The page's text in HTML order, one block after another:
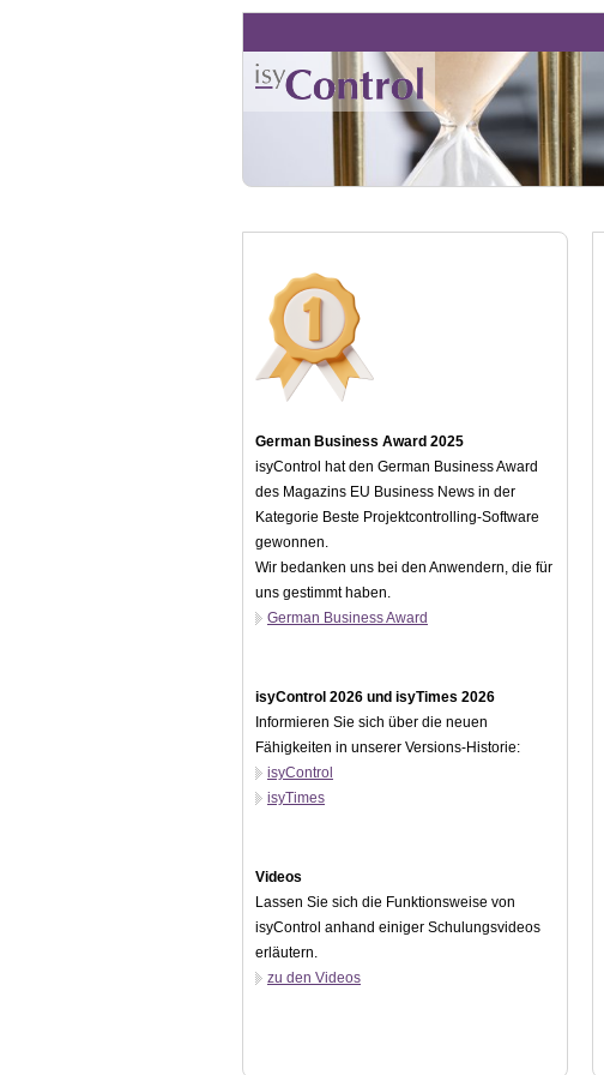
German Business Award 2025
isyControl hat den German Business Award
des Magazins EU Business News in der
Kategorie Beste Projektcontrolling-Software
gewonnen.
Wir bedanken uns bei den Anwendern, die für
uns gestimmt haben.
German Business Award
isyControl 2026 und isyTimes 2026
Informieren Sie sich über die neuen
Fähigkeiten in unserer Versions-Historie:
isyControl
isyTimes
Videos
Lassen Sie sich die Funktionsweise von
isyControl anhand einiger Schulungsvideos
erläutern.
zu den Videos